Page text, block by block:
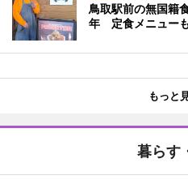
鳥取駅前の無国籍
年 定食メニュー
もっと
暮らす